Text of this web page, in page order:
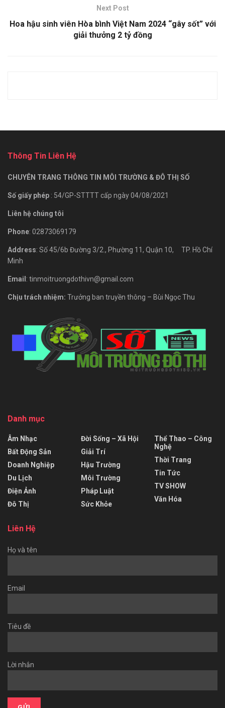
Next Post
Hoa hậu sinh viên Hòa bình Việt Nam 2024 “gây sốt” với
giải thưởng 2 tỷ đồng
Thông Tin Liên Hệ
CHUYÊN TRANG THÔNG TIN MÔI TRƯỜNG & ĐÔ THỊ SỐ
Số giấy phép : 54/GP-STTTT cấp ngày 04/08/2021
Liên hệ chúng tôi
Phone: 02873069179
Address: Số 45/6b Đường 3/2., Phường 11, Quận 10, TP. Hồ Chí
Minh
Email : tinmoitruongdothivn@gmail.com
Chịu trách nhiệm: Trưởng ban truyền thông – Bùi Ngọc Thu
Danh mục
Âm Nhạc
Bất Động Sản
Doanh Nghiệp
Du Lịch
Điện Ảnh
Đô Thị
Đời Sống – Xã Hội
Giải Trí
Hậu Trường
Môi Trường
Pháp Luật
Sức Khỏe
Thể Thao – Công
Nghệ
Thời Trang
Tin Tức
TV SHOW
Văn Hóa
Liên Hệ
Họ và tên
Email
Tiêu đề
Lời nhắn